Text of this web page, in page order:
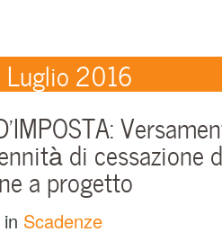
Luglio 2016
di cessazione
a progetto
in Scadenze